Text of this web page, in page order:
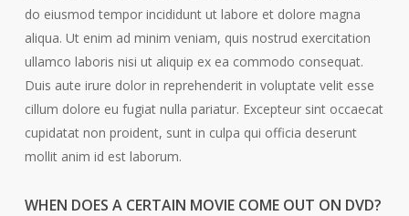
do eiusmod tempor incididunt ut labore et dolore magna
aliqua. Ut enim ad minim veniam, quis nostrud exercitation
ullamco laboris nisi ut aliquip ex ea commodo consequat.
Duis aute irure dolor in reprehenderit in voluptate velit esse
cillum dolore eu fugiat nulla pariatur. Excepteur sint occaecat
cupidatat non proident, sunt in culpa qui officia deserunt
mollit anim id est laborum.
WHEN DOES A CERTAIN MOVIE COME OUT ON DVD?